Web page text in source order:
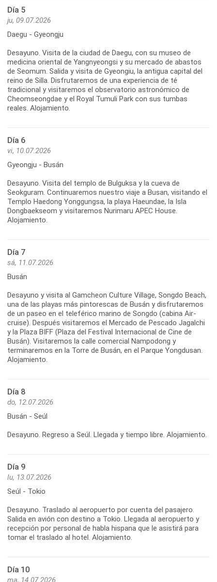
Día 5
ju, 09.07.2026
Daegu - Gyeongju
Desayuno. Visita de la ciudad de Daegu, con su museo de
medicina oriental de Yangnyeongsi y su mercado de abastos
de Seomum. Salida y visita de Gyeongiu, la antigua capital del
reino de Silla. Disfrutaremos de una experiencia de té
tradicional y visitaremos el observatorio astronómico de
Cheomseongdae y el Royal Tumuli Park con sus tumbas
reales. Alojamiento.
Día 6
vi, 10.07.2026
Gyeongju - Busán
Desayuno. Visita del templo de Bulguksa y la cueva de
Seokguram. Continuaremos nuestro viaje a Busan, visitando el
Templo Haedong Yonggungsa, la playa Haeundae, la Isla
Dongbaekseom y visitaremos Nurimaru APEC House.
Alojamiento.
Día 7
sá, 11.07.2026
Busán
Desayuno y visita al Gamcheon Culture Village, Songdo Beach,
una de las playas más pintorescas de Busán y disfrutaremos
de un paseo en el teleférico marino de Songdo (cabina Air-
cruise). Después visitaremos el Mercado de Pescado Jagalchi
y la Plaza BIFF (Plaza del Festival Internacional de Cine de
Busán). Visitaremos la calle comercial Nampodong y
terminaremos en la Torre de Busán, en el Parque Yongdusan.
Alojamiento.
Día 8
do, 12.07.2026
Busán - Seúl
Desayuno. Regreso a Seúl. Llegada y tiempo libre. Alojamiento.
Día 9
lu, 13.07.2026
Seúl - Tokio
Desayuno. Traslado al aeropuerto por cuenta del pasajero.
Salida en avión con destino a Tokio. Llegada al aeropuerto y
recepción por personal de habla hispana que le asistirá para
tomar el traslado al hotel. Alojamiento.
Día 10
ma, 14.07.2026